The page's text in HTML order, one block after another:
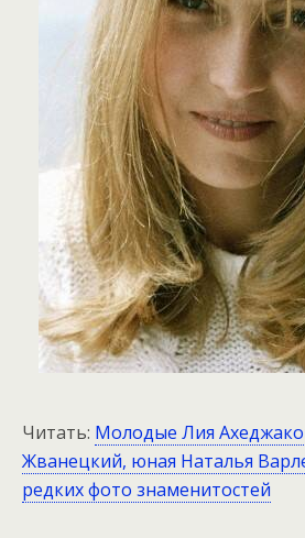
Читать: Молодые Лия
Жванецкий, юная Наталья
редких фото знаменитостей